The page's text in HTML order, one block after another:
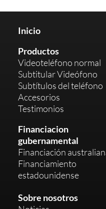
Inicio
Productos
Videoteléfono normal
Subtitular Videófono
Subtítulos del teléfono
Accesorios
Testimonios
Financiacion
gubernamental
Financiación
Financiamiento
estadounidense
Sobre nosotros